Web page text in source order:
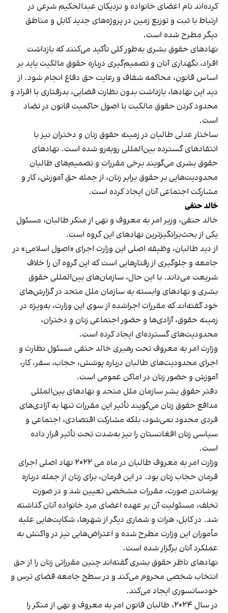
کرده‌اند نام اعضای خانواده و نزدیکان عبدالحکیم شرعی در
ارتباط با ثبت و توزیع زمین در پروژه‌های جدید کابل و مناطق
دیگر مطرح شده است.
نهادهای حقوق بشری به‌طور کلی تأکید می‌کنند که بازداشت
افراد، نگهداری آنان و تصمیم‌گیری درباره حقوق مالکیت باید بر
اساس قانون، محاکمه شفاف و رعایت حق دفاع انجام شود. از
دید این نهادها، بازداشت بدون نظارت قضایی، بدرفتاری با افراد و
محدود کردن حقوق مالکیت با اصول حاکمیت قانون در تضاد
است.
ساختار عدلی طالبان در زمینه حقوق زنان و دختران نیز با
انتقادهای گسترده بین‌المللی روبه‌رو شده است. نهادهای
حقوق بشری می‌گویند برخی مقررات و تصمیم‌های طالبان
محدودیت‌هایی بر حقوق برابر زنان، از جمله حق آموزش، کار و
مشارکت اجتماعی آنان ایجاد کرده است.
خالد حنفی
خالد حنفی، وزیر امر به معروف و نهی از منکر طالبان، مسئول
یکی از بحث‌برانگیزترین نهادهای این گروه است.
از دید طالبان، وظیفه اصلی این وزارت اجرای «اصول اسلامی» در
جامعه و جلوگیری از رفتارهایی است که این گروه آن را خلاف
شریعت می‌داند. با این حال، سازمان‌های بین‌المللی حقوق
بشری و نهادهای وابسته به سازمان ملل متحد در گزارش‌های
خود گفته‌اند که مقررات اجراشده از سوی این وزارت، به‌ویژه در
زمینه حقوق، آزادی‌ها و حضور اجتماعی زنان و دختران،
محدودیت‌های گسترده‌ای ایجاد کرده است.
وزارت امر به معروف تحت رهبری خالد حنفی مسئول نظارت و
اجرای محدودیت‌های طالبان درباره پوشش، حجاب، سفر، کار،
آموزش و حضور زنان در اماکن عمومی است.
دفتر حقوق بشر سازمان ملل متحد و نهادهای بین‌المللی
مدافع حقوق زنان می‌گویند تأثیر این مقررات تنها به آزادی‌های
فردی محدود نمی‌شود، بلکه مشارکت اقتصادی، اجتماعی و
سیاسی زنان افغانستان را نیز به‌شدت تحت تأثیر قرار داده
است.
وزارت امر به معروف طالبان در ماه می ۲۰۲۲ نهاد اصلی اجرای
فرمان حجاب زنان بود. در این فرمان، برای زنان از جمله درباره
پوشاندن صورت، مقررات مشخصی تعیین شد و در صورت
تخلف، مسئولیت آن بر عهده اعضای مرد خانواده آنان گذاشته
شد. در کابل، هرات و شماری دیگر از شهرها، شکایت‌هایی علیه
مأموران این وزارت مطرح شده و اعتراض‌هایی نیز در واکنش به
عملکرد آنان برگزار شده است.
نهادهای ناظر حقوق بشری گفته‌اند چنین مقرراتی زنان را از حق
انتخاب شخصی محروم می‌کند و در سطح جامعه فضای ترس و
خودسانسوری ایجاد می‌کند.
در سال ۲۰۲۴، طالبان قانون امر به معروف و نهی از منکر را